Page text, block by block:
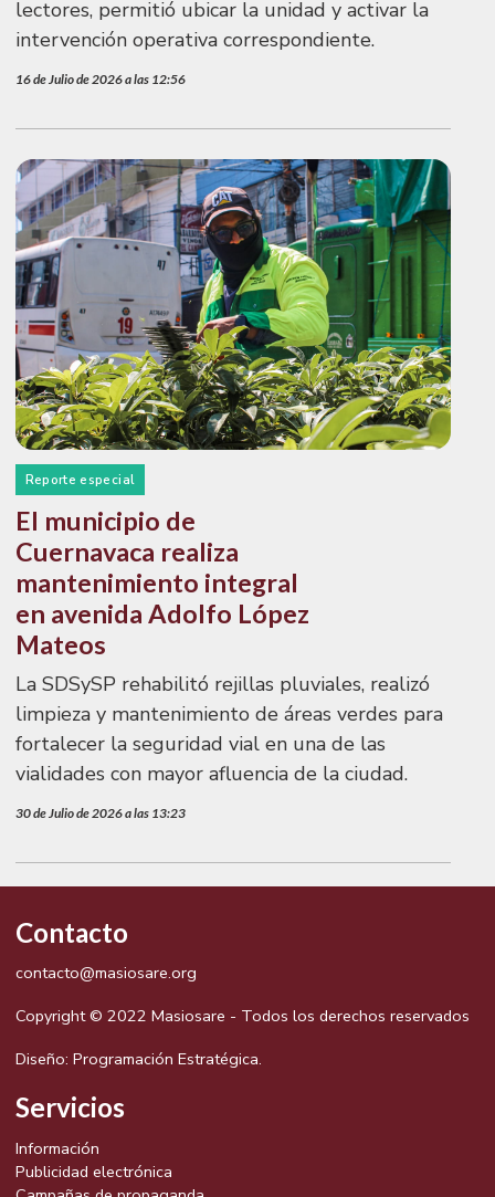
lectores, permitió ubicar la unidad y activar la
intervención operativa correspondiente.
16 de Julio de 2026 a las 12:56
Reporte especial
El municipio de
Cuernavaca realiza
mantenimiento integral
en avenida Adolfo López
Mateos
La SDSySP rehabilitó rejillas pluviales, realizó
limpieza y mantenimiento de áreas verdes para
fortalecer la seguridad vial en una de las
vialidades con mayor afluencia de la ciudad.
30 de Julio de 2026 a las 13:23
Contacto
contacto@masiosare.org
Copyright © 2022 Masiosare - Todos los derechos reservados
Diseño: Programación Estratégica.
Servicios
Información
Publicidad electrónica